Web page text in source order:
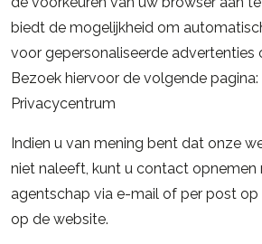
biedt de mogelijkheid om
voor gepersonaliseerde advertenties
Bezoek hiervoor de volgende pagina:
Privacycentrum
Indien u van mening bent dat onze
niet naleeft, kunt u contact opnemen
agentschap via e-mail of per post
op de website.